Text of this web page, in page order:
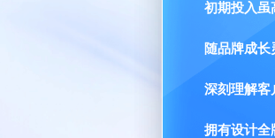
初期投入虽
随品牌成
深刻理解客
拥有设计全